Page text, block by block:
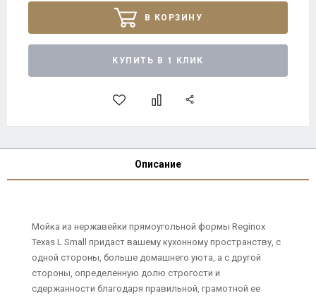
В КОРЗИНУ
КУПИТЬ В 1 КЛИК
Описание
Мойка из нержавейки прямоугольной формы Reginox
Texas L Small придаст вашему кухонному пространству, с
одной стороны, больше домашнего уюта, а с другой
стороны, определенную долю строгости и
сдержанности благодаря правильной, грамотной ее